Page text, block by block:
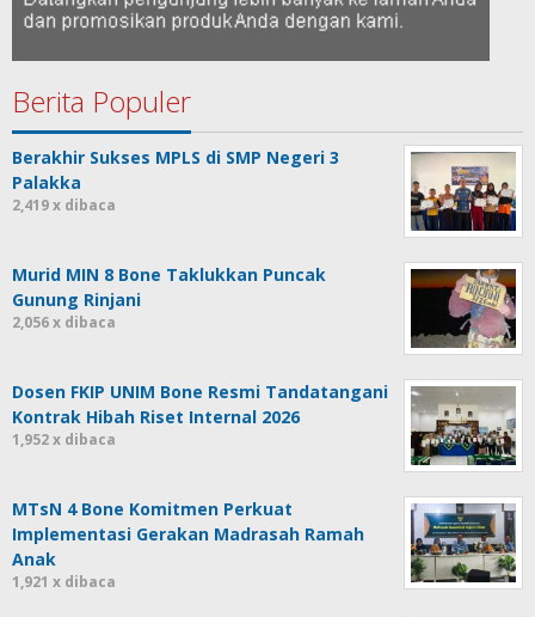
Berita Populer
Berakhir Sukses MPLS di SMP Negeri 3
Palakka
2,419 x dibaca
Murid MIN 8 Bone Taklukkan Puncak
Gunung Rinjani
2,056 x dibaca
Dosen FKIP UNIM Bone Resmi Tandatangani
Kontrak Hibah Riset Internal 2026
1,952 x dibaca
MTsN 4 Bone Komitmen Perkuat
Implementasi Gerakan Madrasah Ramah
Anak
1,921 x dibaca